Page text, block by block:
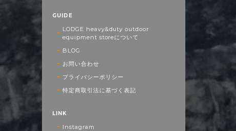
GUIDE
LODGE heavy&duty outdoor
equipment storeについて
BLOG
お問い合わせ
プライバシーポリシー
特定商取引法に基づく表記
LINK
Instagram